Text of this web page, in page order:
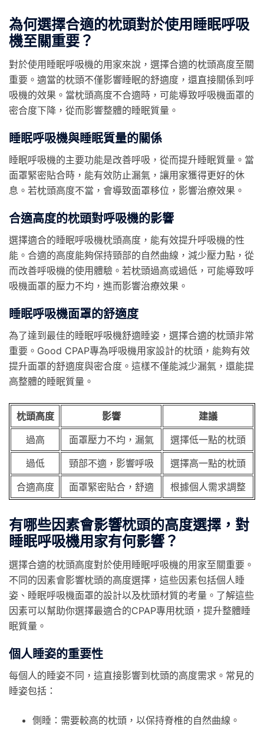
為何選擇合適的枕頭對於使用睡眠呼吸
機至關重要？
對於使用睡眠呼吸機的用家來說，選擇合適的枕頭高度至關
重要。適當的枕頭不僅影響睡眠的舒適度，還直接關係到呼
吸機的效果。當枕頭高度不合適時，可能導致呼吸機面罩的
密合度下降，從而影響整體的睡眠質量。
睡眠呼吸機與睡眠質量的關係
睡眠呼吸機的主要功能是改善呼吸，從而提升睡眠質量。當
面罩緊密貼合時，能有效防止漏氣，讓用家獲得更好的休
息。若枕頭高度不當，會導致面罩移位，影響治療效果。
合適高度的枕頭對呼吸機的影響
選擇適合的睡眠呼吸機枕頭高度，能有效提升呼吸機的性
能。合適的高度能夠保持頸部的自然曲線，減少壓力點，從
而改善呼吸機的使用體驗。若枕頭過高或過低，可能導致呼
吸機面罩的壓力不均，進而影響治療效果。
睡眠呼吸機面罩的舒適度
為了達到最佳的睡眠呼吸機舒適睡姿，選擇合適的枕頭非常
重要。Good CPAP專為呼吸機用家設計的枕頭，能夠有效
提升面罩的舒適度與密合度。這樣不僅能減少漏氣，還能提
高整體的睡眠質量。
枕頭高度 影響
建議
過高
面罩壓力不均，漏氣
選擇低一點的枕頭
過低
頸部不適，影響呼吸
選擇高一點的枕頭
合適高度
面罩緊密貼合，舒適 根據個人需求調整
有哪些因素會影響枕頭的高度選擇，對
睡眠呼吸機用家有何影響？
選擇合適的枕頭高度對於使用睡眠呼吸機的用家至關重要。
不同的因素會影響枕頭的高度選擇，這些因素包括個人睡
姿、睡眠呼吸機面罩的設計以及枕頭材質的考量。了解這些
因素可以幫助你選擇最適合的CPAP專用枕頭，提升整體睡
眠質量。
個人睡姿的重要性
每個人的睡姿不同，這直接影響到枕頭的高度需求。常見的
睡姿包括：
側睡：需要較高的枕頭，以保持脊椎的自然曲線。